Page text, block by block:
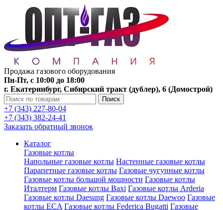
Продажа газового оборудования
Пн-Пт, с 10:00 до 18:00
г. Екатеринбург, Сибирский тракт (дублер), 6 (Домострой)
Поиск
+7 (343) 227-80-04
+7 (343) 382-24-41
Заказать обратный звонок
Каталог
Газовые котлы
Напольные газовые котлы Настенные газовые котлы
Парапетные газовые котлы Газовые чугунные котлы
Газовые котлы большой мощности Газовые котлы
Италтерм Газовые котлы Baxi Газовые котлы Arderia
Газовые котлы Daesung Газовые котлы Daewoo Газовые
котлы ECA Газовые котлы Federica Bugatti Газовые